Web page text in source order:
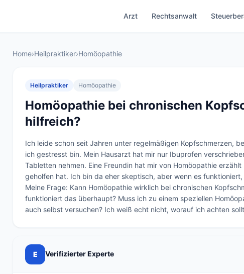
Arzt Rechtsanwalt
Home›Heilpraktiker›Homöopathie
Heilpraktiker Homöopathie
Homöopathie bei chronischen
hilfreich?
Ich leide schon seit Jahren unter regelmäßigen Kopfschmerzen,
ich gestresst bin. Mein Hausarzt hat mir nur Ibuprofen
Tabletten nehmen. Eine Freundin hat mir von Homöopathie
geholfen hat. Ich bin da eher skeptisch, aber wenn es
Meine Frage: Kann Homöopathie wirklich bei chronischen
funktioniert das überhaupt? Muss ich zu einem speziellen
auch selbst versuchen? Ich weiß echt nicht, worauf ich achten
E Verifizierter Experte